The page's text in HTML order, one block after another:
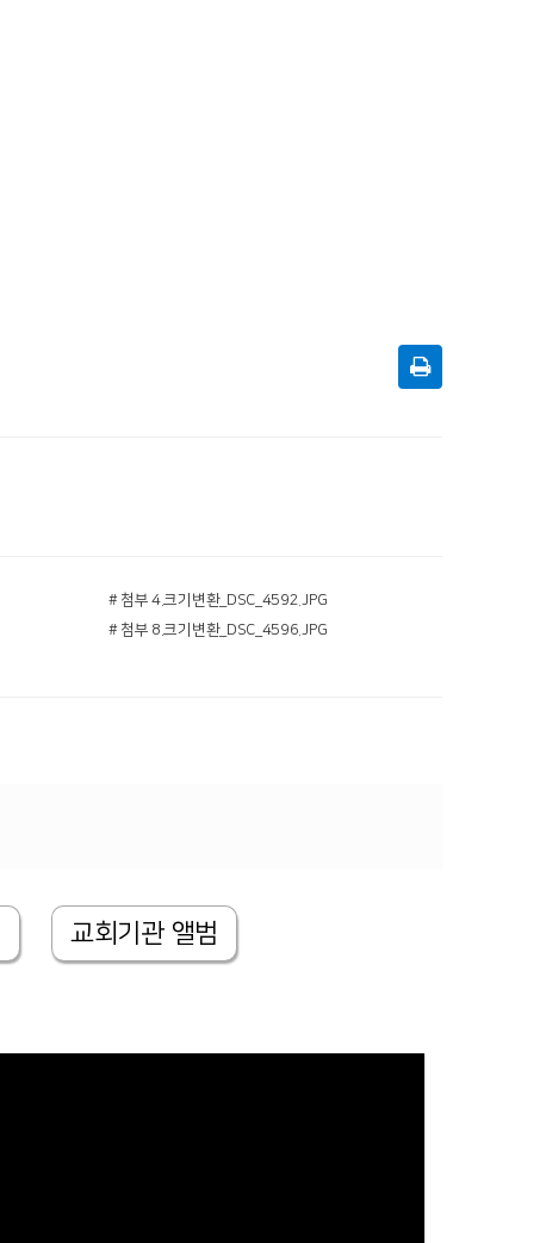
# 첨부 4.크기변환_DSC_4592.JPG
# 첨부 8.크기변환_DSC_4596.JPG
교회기관 앨범